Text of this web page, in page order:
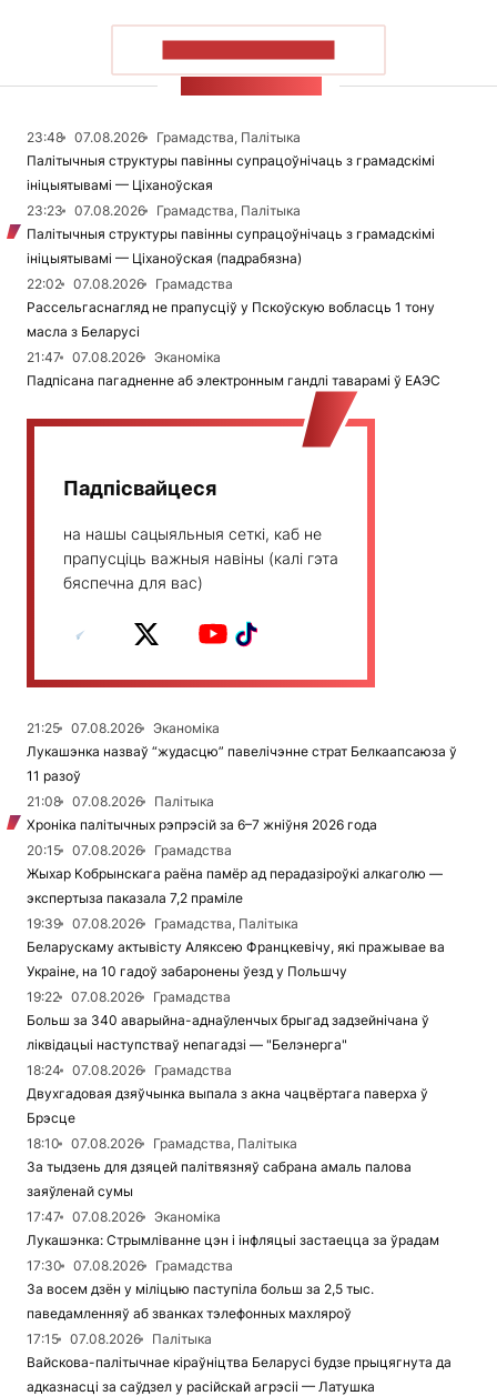
23:48 07.08.2026
Грамадства, Палітыка
Палітычныя структуры павінны супрацоўнічаць з грамадскімі
ініцыятывамі — Ціханоўская
23:23
07.08.2026
Грамадства, Палітыка
Палітычныя структуры павінны супрацоўнічаць з грамадскімі
ініцыятывамі — Ціханоўская (падрабязна)
22:02
07.08.2026
Грамадства
Рассельгаснагляд не прапусціў у Пскоўскую вобласць 1 тону
масла з Беларусі
21:47
07.08.2026
Эканоміка
Падпісана пагадненне аб электронным гандлі таварамі ў ЕАЭС
Падпісвайцеся
на нашы сацыяльныя сеткі, каб не
прапусціць важныя навіны (калі гэта
бяспечна для вас)
21:25 07.08.2026
Эканоміка
Лукашэнка назваў “жудасцю” павелічэнне страт Белкаапсаюза ў
11 разоў
21:08
07.08.2026
Палітыка
Хроніка палітычных рэпрэсій за 6–7 жніўня 2026 года
20:15
07.08.2026
Грамадства
Жыхар Кобрынскага раёна памёр ад перадазіроўкі алкаголю —
экспертыза паказала 7,2 праміле
19:39
07.08.2026
Грамадства, Палітыка
Беларускаму актывісту Аляксею Францкевічу, які пражывае ва
Украіне, на 10 гадоў забаронены ўезд у Польшчу
19:22
07.08.2026
Грамадства
Больш за 340 аварыйна-аднаўленчых брыгад задзейнічана ў
ліквідацыі наступстваў непагадзі — "Белэнерга"
18:24
07.08.2026
Грамадства
Двухгадовая дзяўчынка выпала з акна чацвёртага паверха ў
Брэсце
18:10
07.08.2026
Грамадства, Палітыка
За тыдзень для дзяцей палітвязняў сабрана амаль палова
заяўленай сумы
17:47
07.08.2026
Эканоміка
Лукашэнка: Стрымліванне цэн і інфляцыі застаецца за ўрадам
17:30
07.08.2026
Грамадства
За восем дзён у міліцыю паступіла больш за 2,5 тыс.
паведамленняў аб званках тэлефонных махляроў
17:15
07.08.2026
Палітыка
Вайскова-палітычнае кіраўніцтва Беларусі будзе прыцягнута да
адказнасці за саўдзел у расійскай агрэсіі — Латушка